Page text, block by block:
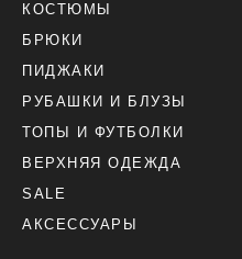
КОСТЮМЫ
БРЮКИ
ПИДЖАКИ
РУБАШКИ И БЛУЗЫ
ТОПЫ И ФУТБОЛКИ
ВЕРХНЯЯ ОДЕЖДА
SALE
АКСЕССУАРЫ